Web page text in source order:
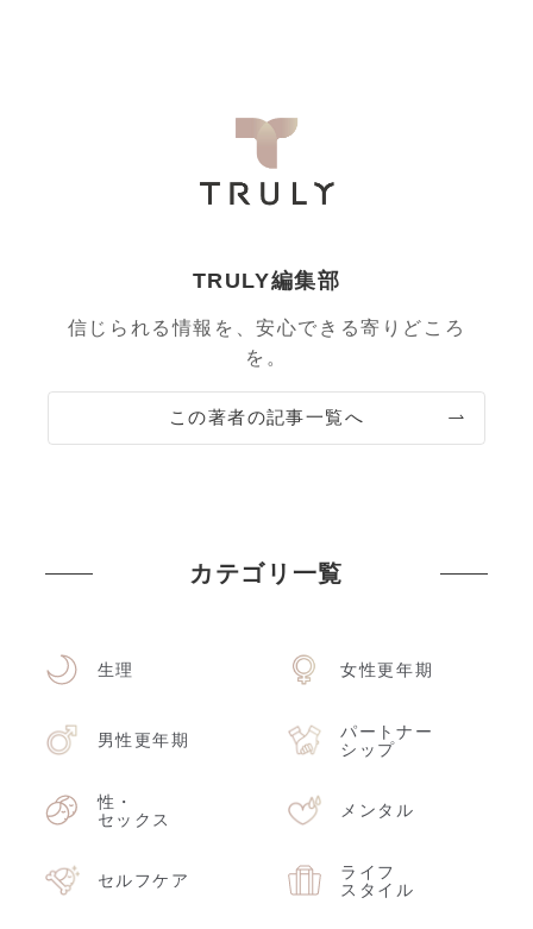
TRULY編集部
信じられる情報を、安心できる寄りどころ
を。
この著者の記事一覧へ
カテゴリ一覧
生理 女性更年期
男性更年期
パートナー
シップ
性・
セックス
メンタル
セルフケア
ライフ
スタイル